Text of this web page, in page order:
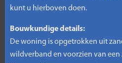
kunt u hierboven doen.
Bouwkundige details:
De woning is opgetrokken uit
wildverband en voorzien van een